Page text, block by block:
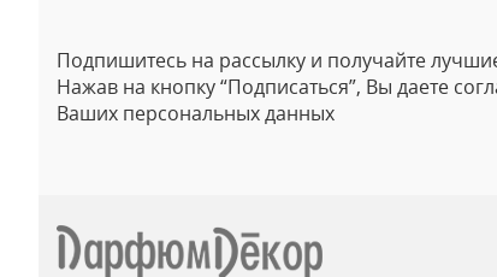
Подпишитесь на рассылку и получайте
Нажав на кнопку “Подписаться”, Вы даете
Ваших персональных данных